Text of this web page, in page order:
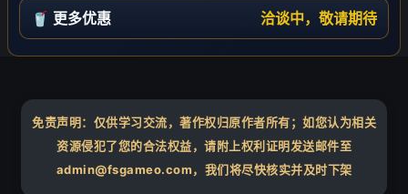
🥤 更多优惠 洽谈中，敬请期待
免责声明：仅供学习交流，著作权归原作者所有；如您认为相关
资源侵犯了您的合法权益，请附上权利证明发送邮件至
admin@fsgameo.com，我们将尽快核实并及时下架